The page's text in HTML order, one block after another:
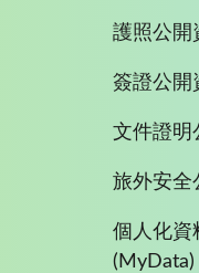
護照公開
簽證公開
文件證明
旅外安全
個人化資
(MyData)